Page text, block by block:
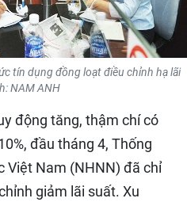
tín dụng đồng loạt điều chỉnh hạ lãi
NAM ANH
động tăng, thậm chí có
đầu tháng 4, Thống
Việt Nam (NHNN) đã chỉ
giảm lãi suất. Xu